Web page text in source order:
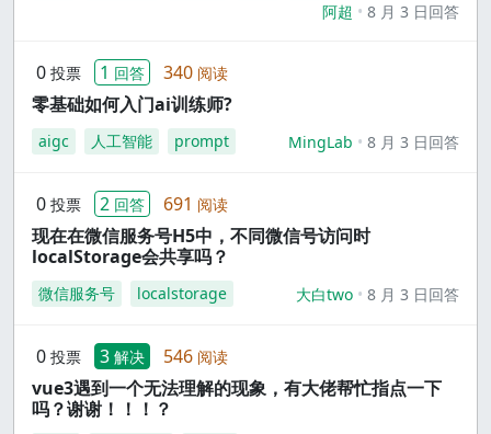
阿超
8 月 3 日回答
0 投票 1 回答 340 阅读
零基础如何入门ai训练师?
aigc 人工智能 prompt MingLab 8 月 3 日回答
0 投票 2 回答 691 阅读
现在在微信服务号H5中，不同微信号访问时
localStorage会共享吗？
微信服务号 localstorage 大白two 8 月 3 日回答
0 投票 3 解决 546 阅读
vue3遇到一个无法理解的现象，有大佬帮忙指点一下
吗？谢谢！！！？